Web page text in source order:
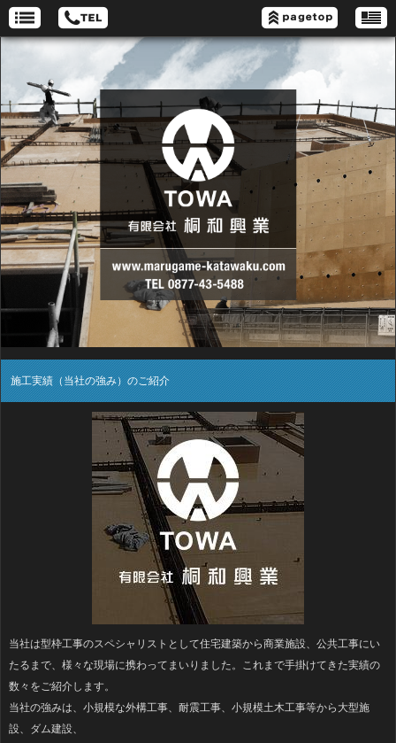
施工実績（当社の強み）のご紹介
当社は型枠工事のスペシャリストとして住宅建築から商業施設、公共工事にい
たるまで、様々な現場に携わってまいりました。これまで手掛けてきた実績の
数々をご紹介します。
当社の強みは、小規模な外構工事、耐震工事、小規模土木工事等から大型施
設、ダム建設、